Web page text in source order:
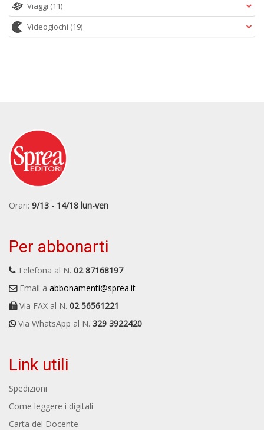
Viaggi (11)
Videogiochi (19)
Orari: 9/13 - 14/18 lun-ven
Per abbonarti
Telefona al N. 02 87168197
Email a abbonamenti@sprea.it
Via FAX al N. 02 56561221
Via WhatsApp al N. 329 3922420
Link utili
Spedizioni
Come leggere i digitali
Carta del Docente